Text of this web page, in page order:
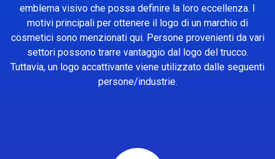
emblema visivo che possa definire la loro eccellenza. I
motivi principali per ottenere il logo di un marchio di
cosmetici sono menzionati qui. Persone provenienti da vari
settori possono trarre vantaggio dal logo del trucco.
Tuttavia, un logo accattivante viene utilizzato dalle seguenti
persone/industrie.